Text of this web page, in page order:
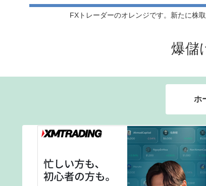
FXトレーダーのオレンジです。新たに株
爆儲
ホ